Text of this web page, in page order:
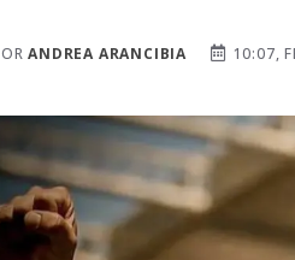
ANDREA ARANCIBIA 10:07,